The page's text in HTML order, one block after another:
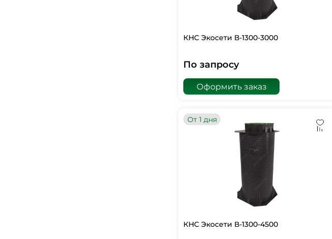
КНС Экосети В-1300-3000
По запросу
Оформить заказ
От 1 дня
КНС Экосети В-1300-4500